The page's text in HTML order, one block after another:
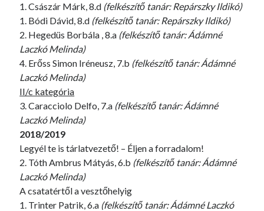
1. Császár Márk, 8.d (felkészítő tanár: Repárszky Ildikó)
1. Bódi Dávid, 8.d (felkészítő tanár: Repárszky Ildikó)
2. Hegedüs Borbála , 8.a (felkészítő tanár: Ádámné
Laczkó Melinda)
4. Erőss Simon Iréneusz, 7.b (felkészítő tanár: Ádámné
Laczkó Melinda)
II/c kategória
3. Caracciolo Delfo, 7.a (felkészítő tanár: Ádámné
Laczkó Melinda)
2018/2019
Legyél te is tárlatvezető! – Éljen a forradalom!
2. Tóth Ambrus Mátyás, 6.b (felkészítő tanár: Ádámné
Laczkó Melinda)
A csatatértől a vesztőhelyig
1. Trinter Patrik, 6.a (felkészítő tanár: Ádámné Laczkó